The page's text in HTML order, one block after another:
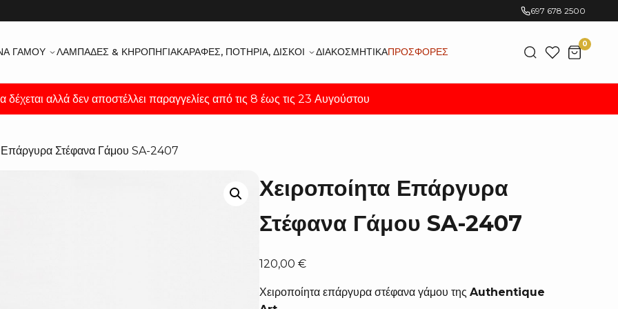
697 678 2500
ΓΆΜΟΥ ΛΑΜΠΆΔΕΣ & ΚΗΡΟΠΉΓΙΑΚΑΡΆΦΕΣ, ΠΟΤΉΡΙΑ, ΔΊΣΚΟΙ ΔΙΑΚΟΣΜΗΤΙΚΆΠΡΟΣΦΟΡΈΣ
0
δέχεται αλλά δεν αποστέλλει παραγγελίες από τις 8 έως τις 23 Αυγούστου
Επάργυρα Στέφανα Γάμου SA-2407
Χειροποίητα Επάργυρα
Στέφανα Γάμου SA-2407
120,00€
Χειροποίητα επάργυρα στέφανα γάμου τηςAuthentique